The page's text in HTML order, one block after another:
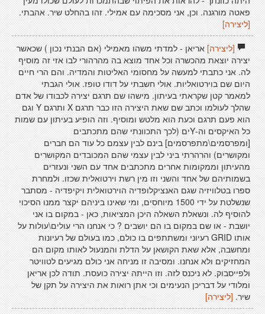
פאטה מורגנה. וכן, אני מסכימה עם אמילי. זהו בהחלט שיר. אהבתי.
[ליצירה]
[ליצירה]אריאן - למדתי משהו מאמילי (אם הבנתי נכון ) שכאשר
יצירה יוצאת מהכשרה וכל אחד מוצא בה מהרהורי לבו אזי זה מוסיף
לה. אני כתבתי למעשה על מחסומי האליטות והמדיה. והם הרי חיים
היום שם בוירטואליות. אולי חשבתי על דודו טופז. אולי הגבתי
למאמר קטן שקראתי בעיתון. מישהו שם תרגם יצירה לכבודו של אדם
שהלך לעולמו וכתב שם שאת היצירה הזו כבר תרגם X ותרגם Y וגם
הוא פעם תרגם וכעת הוא מלטש ומוסיף. וזה הופיע בעיתון עם שמות
כל האיקסים וה-Yים (לכך התכוונתי שהם מתכתבים
[ומפרסמים\מתפרסמים] בינם לבין עצמם כל עוד הם חברים
ומקושרים) והרהרתי ביני לבין עצמי שהם המכובדים המקושרים
מהעיתון וממקומות אחרים מתכתבים אחד עם השני ונעזרים
בשמותיהם של אחד והשני וזו מין רשת וירטואלית שכזו. ולמחרת
ספרו בטלוויזיה שגם האנציקלופדיה הוירטואלית ויקיפדיה - מסתבר
שנשלטת על ידי 1500 מיוחסים, ומי שאינו ביניהם יקצר ממנו הסיכוי
להוסיף לה. ונשאלת השאלה היכן המציאות, כאן - במקום בו אני
יושבת - או שם במקום בו הם יושבים ? כי אנחנו הרי עולים\עולות על
אותו GRID רעיוני ומשתתפים בו כולם, כמו בעולם של רעיונות
ומחשבה, אלא שאת הקושאן על הדלת והמנעול לאותו מקום הם
המחזיקים ולא אנחנו. ומסיבה זו מניחה אני כולם מגיעים לטוויטר
ולפייסבוק. לא ניכנס לזה. וזו הייתה יצירה כועסת. תודה לכן אריאן
ומלודי על דבריכן הנעימים וכי אתן רואות את היצירה על תקן של
שיר. [ליצירה]